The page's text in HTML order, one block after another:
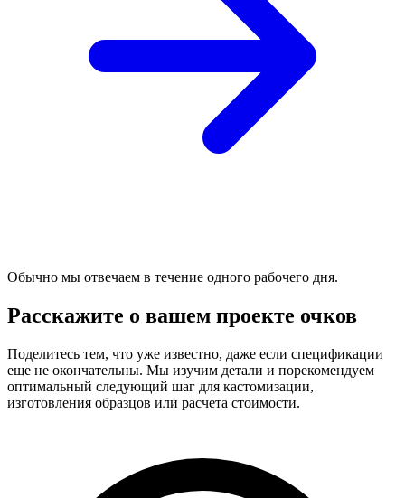
Обычно мы отвечаем в течение одного рабочего дня.
Расскажите о вашем проекте очков
Поделитесь тем, что уже известно, даже если спецификации
еще не окончательны. Мы изучим детали и порекомендуем
оптимальный следующий шаг для кастомизации,
изготовления образцов или расчета стоимости.